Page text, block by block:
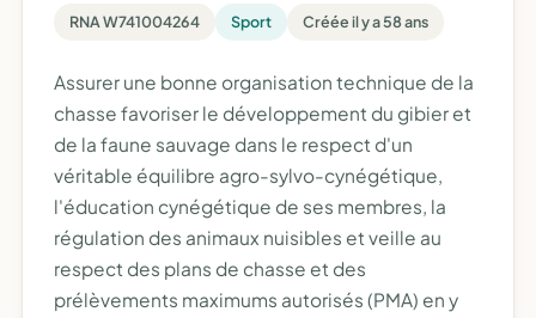
RNA W741004264 Sport Créée il y a 58 ans
Assurer une bonne organisation technique de la
chasse favoriser le développement du gibier et
de la faune sauvage dans le respect d'un
véritable équilibre agro-sylvo-cynégétique,
l'éducation cynégétique de ses membres, la
régulation des animaux nuisibles et veille au
respect des plans de chasse et des
prélèvements maximums autorisés (PMA) en y